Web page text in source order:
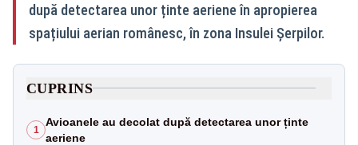
după detectarea unor ținte aeriene în apropierea
spațiului aerian românesc, în zona Insulei Șerpilor.
CUPRINS
1
Avioanele au decolat după detectarea unor ținte
aeriene